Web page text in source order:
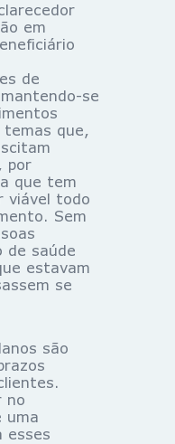
em
de
se
temas que,
por
que tem
viável todo
Sem
de saúde
estavam
se
são
no
uma
esses